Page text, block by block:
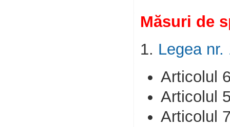
Măsuri de
1. Legea
Articolul
Articolul
Articolul